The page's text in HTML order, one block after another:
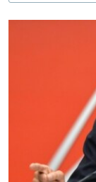
СПЕЦПРОЄКТИ
ПОДКАСТИ
КРИМ РЕАЛІЇ